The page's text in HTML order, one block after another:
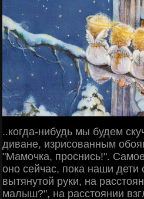
..когда-нибудь мы будем
диване, изрисованным
"Мамочка, проснись!".
оно сейчас, пока наши дети
вытянутой руки, на
малыш?", на расстоянии